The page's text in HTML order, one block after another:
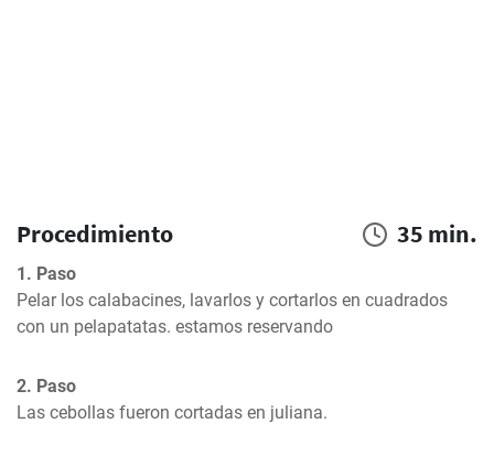
Procedimiento 35 min.
1. Paso
Pelar los calabacines, lavarlos y cortarlos en cuadrados
con un pelapatatas. estamos reservando
2. Paso
Las cebollas fueron cortadas en juliana.